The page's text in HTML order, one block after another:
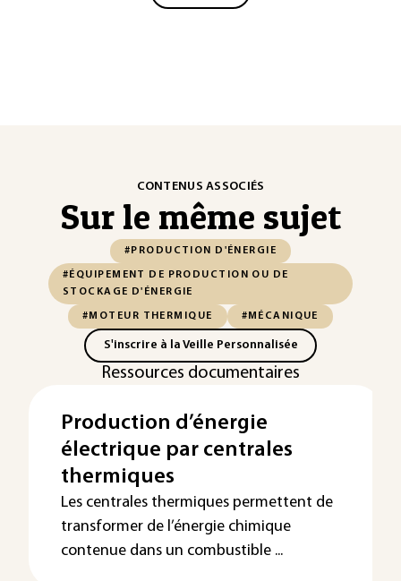
CONTENUS ASSOCIÉS
Sur le même sujet
#PRODUCTION D'ÉNERGIE
#ÉQUIPEMENT DE PRODUCTION OU DE
STOCKAGE D'ÉNERGIE
#MOTEUR THERMIQUE #MÉCANIQUE
S'inscrire à la Veille Personnalisée
Ressources documentaires
Production d’énergie
électrique par centrales
thermiques
Les centrales thermiques permettent de
transformer de l’énergie chimique
contenue dans un combustible ...